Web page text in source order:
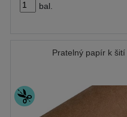
bal.
Pratelný papír k